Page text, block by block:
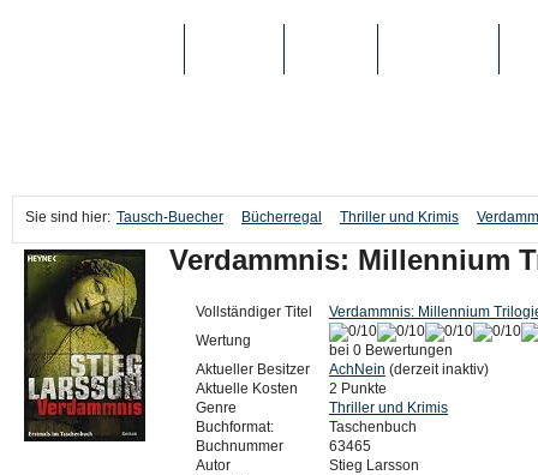
Sie sind hier: Tausch-Buecher Bücherregal Thriller und Krimis
Verdammnis: Millennium
Vollständiger Titel
Verdammnis: Millennium
Wertung
bei 0 Bewertungen
Aktueller Besitzer
AchNein (derzeit inaktiv)
Aktuelle Kosten
2 Punkte
Genre
Thriller und Krimis
Buchformat:
Taschenbuch
Buchnummer
63465
Autor
Stieg Larsson